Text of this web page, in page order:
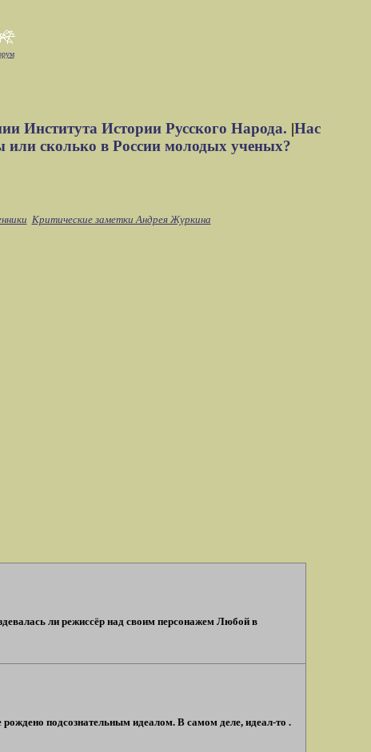
Института Истории Русского Народа. |Нас
или сколько в России молодых ученых?
Критические заметки Андрея Журкина
ли режиссёр над своим персонажем Любой в
рождено подсознательным идеалом. В самом деле, идеал-то .